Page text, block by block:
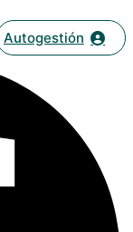
Autogestión